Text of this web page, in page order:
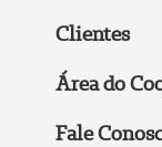
Clientes
Área do
Fale